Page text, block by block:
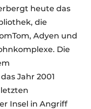
heute das
die
Adyen und
Die
Jahr 2001
Insel in Angriff